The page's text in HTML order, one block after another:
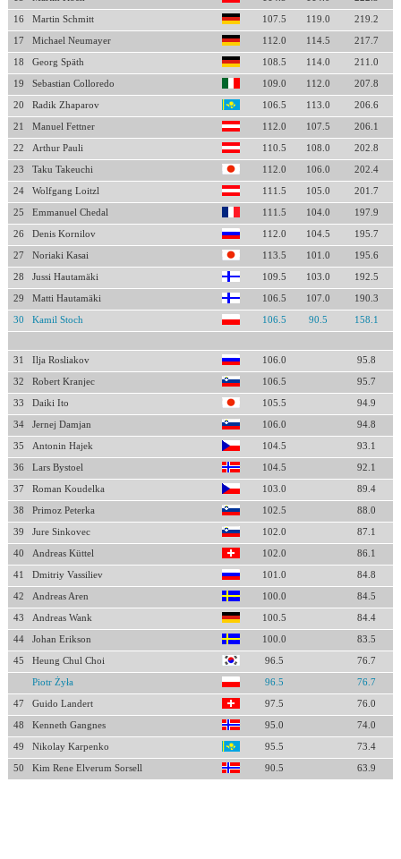
16 Martin Schmitt 107.5 119.0 219.2
17 Michael Neumayer 112.0 114.5 217.7
18 Georg Späth 108.5 114.0 211.0
19 Sebastian Colloredo 109.0 112.0 207.8
20 Radik Zhaparov 106.5 113.0 206.6
21 Manuel Fettner 112.0 107.5 206.1
22 Arthur Pauli 110.5 108.0 202.8
23 Taku Takeuchi 112.0 106.0 202.4
24 Wolfgang Loitzl 111.5 105.0 201.7
25 Emmanuel Chedal 111.5 104.0 197.9
26 Denis Kornilov 112.0 104.5 195.7
27 Noriaki Kasai 113.5 101.0 195.6
28 Jussi Hautamäki 109.5 103.0 192.5
29 Matti Hautamäki 106.5 107.0 190.3
30 Kamil Stoch 106.5 90.5 158.1
31 Ilja Rosliakov 106.0 95.8
32 Robert Kranjec 106.5 95.7
33 Daiki Ito 105.5 94.9
34 Jernej Damjan 106.0 94.8
35 Antonin Hajek 104.5 93.1
36 Lars Bystoel 104.5 92.1
37 Roman Koudelka 103.0 89.4
38 Primoz Peterka 102.5 88.0
39 Jure Sinkovec 102.0 87.1
40 Andreas Küttel 102.0 86.1
41 Dmitriy Vassiliev 101.0 84.8
42 Andreas Aren 100.0 84.5
43 Andreas Wank 100.5 84.4
44 Johan Erikson 100.0 83.5
45 Heung Chul Choi 96.5 76.7
Piotr Żyła 96.5 76.7
47 Guido Landert 97.5 76.0
48 Kenneth Gangnes 95.0 74.0
49 Nikolay Karpenko 95.5 73.4
50 Kim Rene Elverum Sorsell 90.5 63.9